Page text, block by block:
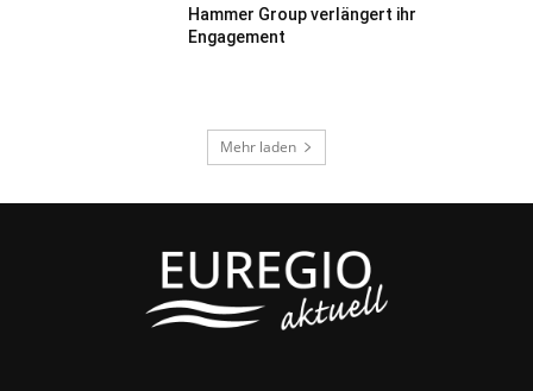
Hammer Group verlängert ihr
Engagement
Mehr laden